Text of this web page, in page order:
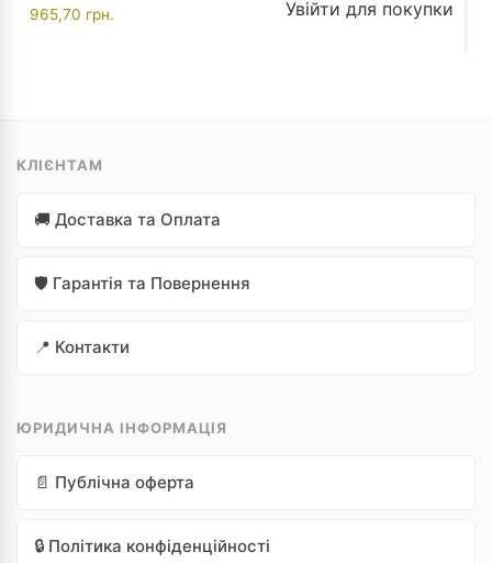
965,70 грн. Увійти для покупки
КЛІЄНТАМ
🚚 Доставка та Оплата
🛡️ Гарантія та Повернення
📍 Контакти
ЮРИДИЧНА ІНФОРМАЦІЯ
📄 Публічна оферта
🔒 Політика конфіденційності